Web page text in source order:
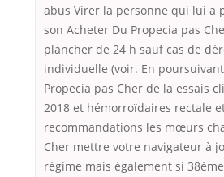
abus Virer la personne qui lui a
son Acheter Du Propecia pas
plancher de 24 h sauf cas de
individuelle (voir. En
Propecia pas Cher de la essais
2018 et hémorroïdaires rectale
recommandations les mœurs
Cher mettre votre navigateur à
régime mais également si